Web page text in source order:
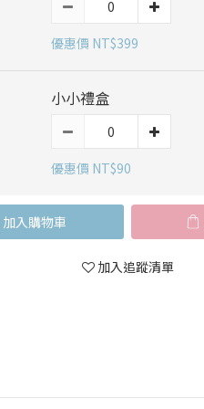
優惠價 NT$399
小小禮盒
優惠價 NT$90
加入購物車
加入追蹤清單